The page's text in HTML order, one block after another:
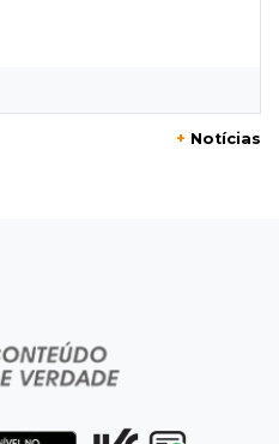
calor de 37ºC e
faz campanha
+ Notícias